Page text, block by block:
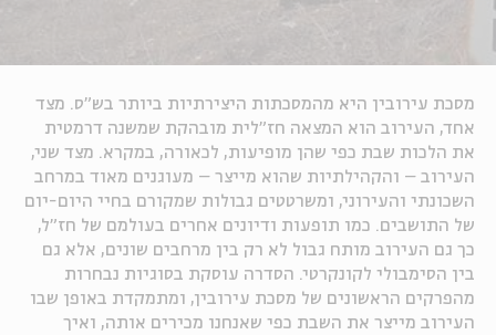
מסכת עירובין היא מהמסכתות היצירתיות ביותר בש"ס. מצד
אחד, העירוב הוא המצאה חז"לית מובהקת שמשנה דרמטית
את הלכות שבת כפי שהן מופיעות, לכאורה, במקרא. מצד שני,
העירוב – והקהילתיות שהוא מייצר – מעוגנים מאוד במרחב
השכונתי והעירוני, ומשרטטים גבולות שמקורם בחיי היום-יום
של התושבים. כמו תופעות ודיונים אחרים בעולמם של חז"ל,
כך גם העירוב מותח גבול לא רק בין מרחבים שונים, אלא גם
בין הסימבולי לקונקרטי. הסדרה עוסקת בסוגיות נבחרות
מהפרקים הראשונים של מסכת עירובין, ומתמקדת באופן שבו
העירוב מייצר את השבת כפי שאנחנו מכירים אותה, ואיך